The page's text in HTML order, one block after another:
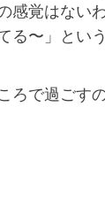
感覚はない
る〜」とい
ろで過ごす